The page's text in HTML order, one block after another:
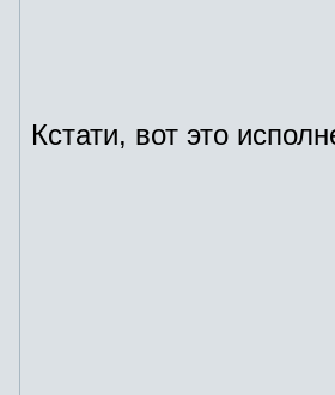
Кстати, вот это